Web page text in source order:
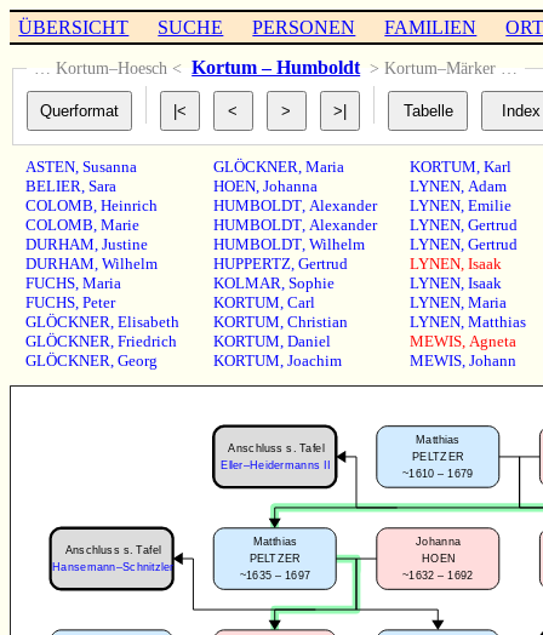
ÜBERSICHT SUCHE PERSONEN FAMILIEN
… Kortum–Hoesch < Kortum – Humboldt > Kortum–Märker …
ASTEN,Susanna
BELIER,Sara
COLOMB,Heinrich
COLOMB,Marie
DURHAM,Justine
DURHAM,Wilhelm
FUCHS,Maria
FUCHS,Peter
GLÖCKNER,Elisabeth
GLÖCKNER,Friedrich
GLÖCKNER,Georg
GLÖCKNER, Maria
HOEN, Johanna
HUMBOLDT, Alexander
HUMBOLDT, Alexander
HUMBOLDT, Wilhelm
HUPPERTZ, Gertrud
KOLMAR, Sophie
KORTUM, Carl
KORTUM, Christian
KORTUM, Daniel
KORTUM, Joachim
KORTUM, Karl
LYNEN, Adam
LYNEN, Emilie
LYNEN, Gertrud
LYNEN, Gertrud
LYNEN, Isaak
LYNEN, Isaak
LYNEN, Maria
LYNEN, Matthias
MEWIS, Agneta
MEWIS, Johann
Matthias
PELTZER
~1610 – 1679
Matthias
PELTZER
~1635 – 1697
Johanna
HOEN
~1632 – 1692
Anschluss s. Tafel
Hansemann–Schnitzler
Anschluss s. Tafel
Eller–Heidermanns II